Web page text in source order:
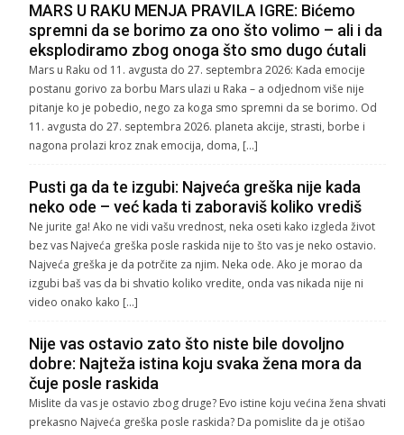
MARS U RAKU MENJA PRAVILA IGRE: Bićemo
spremni da se borimo za ono što volimo – ali i da
eksplodiramo zbog onoga što smo dugo ćutali
Mars u Raku od 11. avgusta do 27. septembra 2026: Kada emocije
postanu gorivo za borbu Mars ulazi u Raka – a odjednom više nije
pitanje ko je pobedio, nego za koga smo spremni da se borimo. Od
11. avgusta do 27. septembra 2026. planeta akcije, strasti, borbe i
nagona prolazi kroz znak emocija, doma, […]
Pusti ga da te izgubi: Najveća greška nije kada
neko ode – već kada ti zaboraviš koliko vrediš
Ne jurite ga! Ako ne vidi vašu vrednost, neka oseti kako izgleda život
bez vas Najveća greška posle raskida nije to što vas je neko ostavio.
Najveća greška je da potrčite za njim. Neka ode. Ako je morao da
izgubi baš vas da bi shvatio koliko vredite, onda vas nikada nije ni
video onako kako […]
Nije vas ostavio zato što niste bile dovoljno
dobre: Najteža istina koju svaka žena mora da
čuje posle raskida
Mislite da vas je ostavio zbog druge? Evo istine koju većina žena shvati
prekasno Najveća greška posle raskida? Da pomislite da je otišao